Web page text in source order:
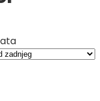
Poredano
po